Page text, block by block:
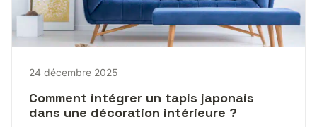
24 décembre 2025
Comment intégrer un tapis japonais
dans une décoration intérieure ?